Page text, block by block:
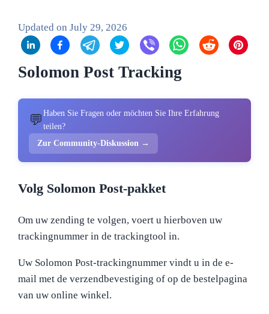
Updated on July 29, 2026
Solomon Post Tracking
💬 Haben Sie Fragen oder möchten Sie Ihre Erfahrung
teilen?
Zur Community-Diskussion →
Volg Solomon Post-pakket
Om uw zending te volgen, voert u hierboven uw
trackingnummer in de trackingtool in.
Uw Solomon Post-trackingnummer vindt u in de e-
mail met de verzendbevestiging of op de bestelpagina
van uw online winkel.